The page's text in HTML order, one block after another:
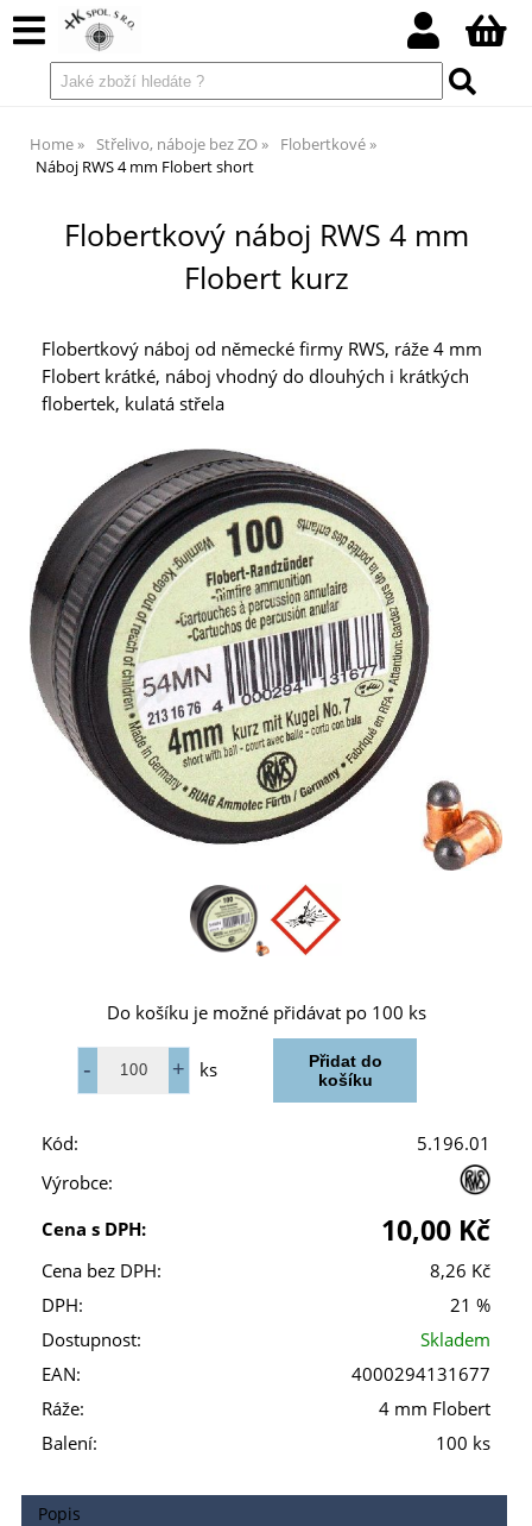
Home Střelivo, náboje bez ZO
Flobertkové
Náboj RWS 4 mm Flobert short
Flobertkový náboj RWS 4 mm
Flobert kurz
Flobertkový náboj od německé firmy RWS, ráže 4 mm
Flobert krátké, náboj vhodný do dlouhých i krátkých
flobertek, kulatá střela
Do košíku je možné přidávat po 100 ks
ks
Kód:
5.196.01
Výrobce:
Cena s DPH:
10,00 Kč
Cena bez DPH:
8,26 Kč
DPH:
21 %
Dostupnost:
Skladem
EAN:
4000294131677
Ráže:
4 mm Flobert
Balení:
100 ks
Popis